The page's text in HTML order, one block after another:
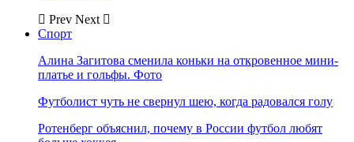
Prev Next
Спорт
Алина Загитова сменила коньки на откровенное мини-
платье и гольфы. Фото
Футболист чуть не свернул шею, когда радовался голу
Ротенберг объяснил, почему в России футбол любят